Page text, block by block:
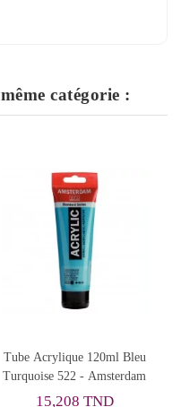
catégorie :
Bleu
BTSPEAKER